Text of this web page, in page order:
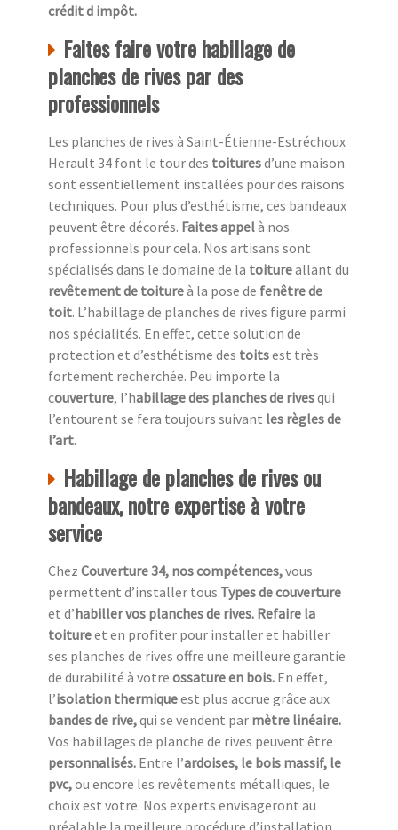
crédit d impôt.
Faites faire votre habillage de
planches de rives par des
professionnels
Les planches de rives à Saint-Étienne-Estréchoux
Herault 34 font le tour des toituresd’une maison
sont essentiellement installées pour des raisons
techniques. Pour plus d’esthétisme, ces bandeaux
peuvent être décorés. Faites appelà nos
professionnels pour cela. Nos artisans sont
spécialisés dans le domaine de la toitureallant du
revêtement de toitureà la pose de fenêtre de
toit. L’habillage de planches de rives figure parmi
nos spécialités. En effet, cette solution de
protection et d’esthétisme des toitsest très
fortement recherchée. Peu importe la
couverture, l’habillage des planches de rivesqui
l’entourent se fera toujours suivant les règles de
l’art.
Habillage de planches de rives ou
bandeaux, notre expertise à votre
service
Chez Couverture 34, nos compétences,vous
permettent d’installer tous Types de couverture
et d’habiller vos planches de rives. Refaire la
toitureet en profiter pour installer et habiller
ses planches de rives offre une meilleure garantie
de durabilité à votre ossature en bois. En effet,
l’isolation thermiqueest plus accrue grâce aux
bandes de rive,qui se vendent par mètre linéaire.
Vos habillages de planche de rives peuvent être
personnalisés. Entre l’ardoises, le bois massif, le
pvc,ou encore les revêtements métalliques, le
choix est votre. Nos experts envisageront au